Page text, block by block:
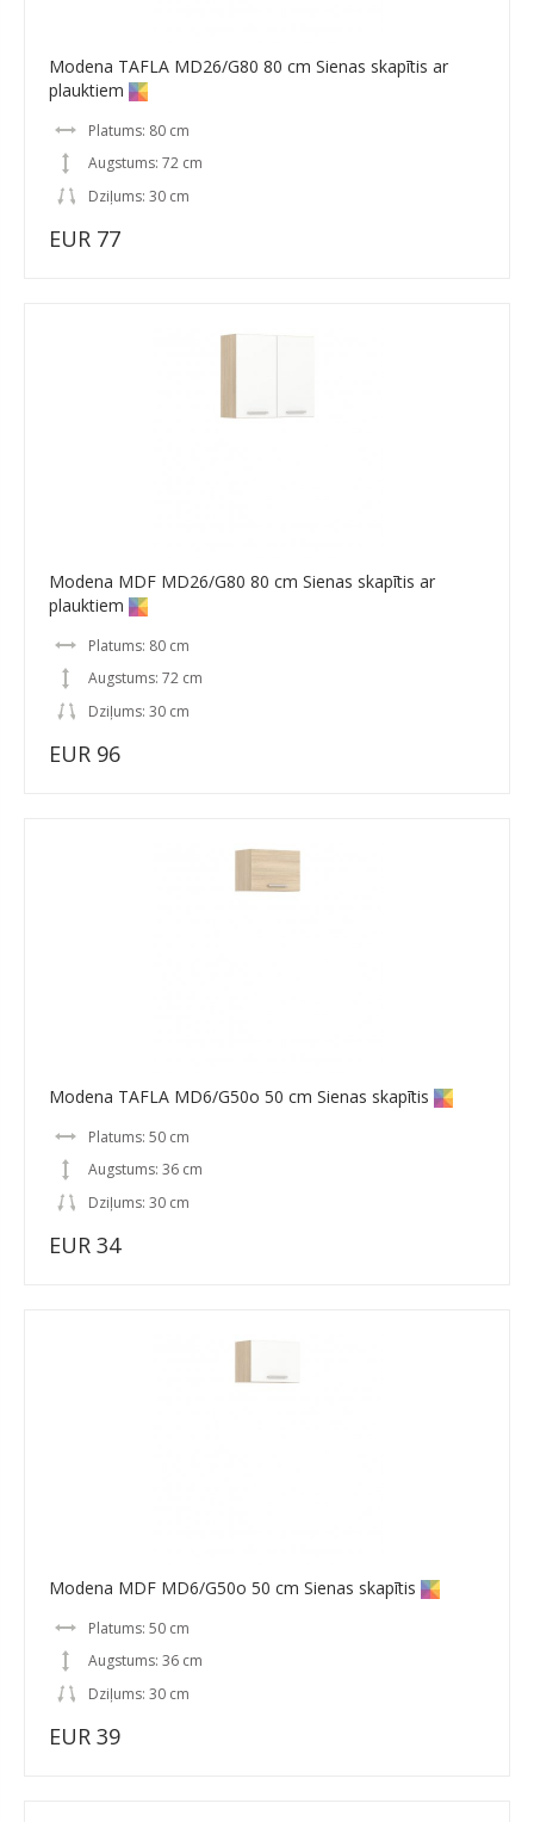
Modena TAFLA MD26/G80 80 cm Sienas skapītis ar
plauktiem
Platums: 80 cm
Augstums: 72 cm
Dziļums: 30 cm
EUR 77
Modena MDF MD26/G80 80 cm Sienas skapītis ar
plauktiem
Platums: 80 cm
Augstums: 72 cm
Dziļums: 30 cm
EUR 96
Modena TAFLA MD6/G50o 50 cm Sienas skapītis
Platums: 50 cm
Augstums: 36 cm
Dziļums: 30 cm
EUR 34
Modena MDF MD6/G50o 50 cm Sienas skapītis
Platums: 50 cm
Augstums: 36 cm
Dziļums: 30 cm
EUR 39